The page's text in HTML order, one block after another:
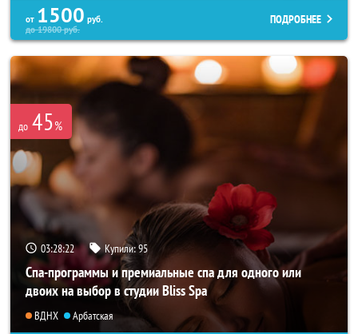
от 1500 руб.
до19800руб.
ПОДРОБНЕЕ
до 45%
03:28:21 Купили:95
Спа-программы и премиальные спа для одного или
двоих на выбор в студии Bliss Spa
ВДНХ Арбатская